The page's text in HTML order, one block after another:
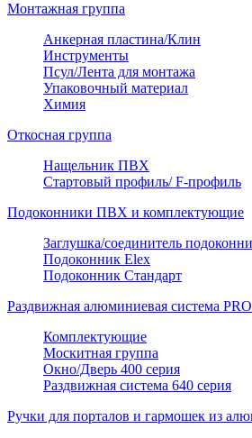
Монтажная группа
Анкерная пластина/Клин
Инструменты
Псул/Лента для монтажа
Упаковочный материал
Химия
Откосная группа
Нащельник ПВХ
Стартовый профиль/ F-профиль
Подоконники ПВХ и комплектующие
Заглушка/соединитель
Подоконник Elex
Подоконник Стандарт
Раздвижная алюминиевая система
Комплектующие
Москитная группа
Окно/Дверь 400 серия
Раздвижная система 640 серия
Ручки для порталов и гармошек из